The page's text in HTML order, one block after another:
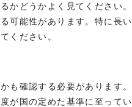
かどうかよく見てください。
可能性があります。特に長い
ください。
も確認する必要があります。
が国の定めた基準に至ってい